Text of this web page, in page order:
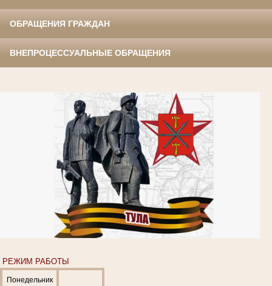
ОБРАЩЕНИЯ ГРАЖДАН
ВНЕПРОЦЕССУАЛЬНЫЕ ОБРАЩЕНИЯ
РЕЖИМ РАБОТЫ
Понедельник